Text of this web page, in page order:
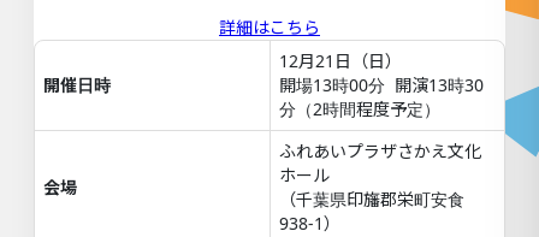
詳細はこちら
開催日時
12月21日（日）
開場13時00分 開演13時30
分（2時間程度予定）
会場
ふれあいプラザさかえ文化
ホール
（千葉県印旛郡栄町安食
938-1）